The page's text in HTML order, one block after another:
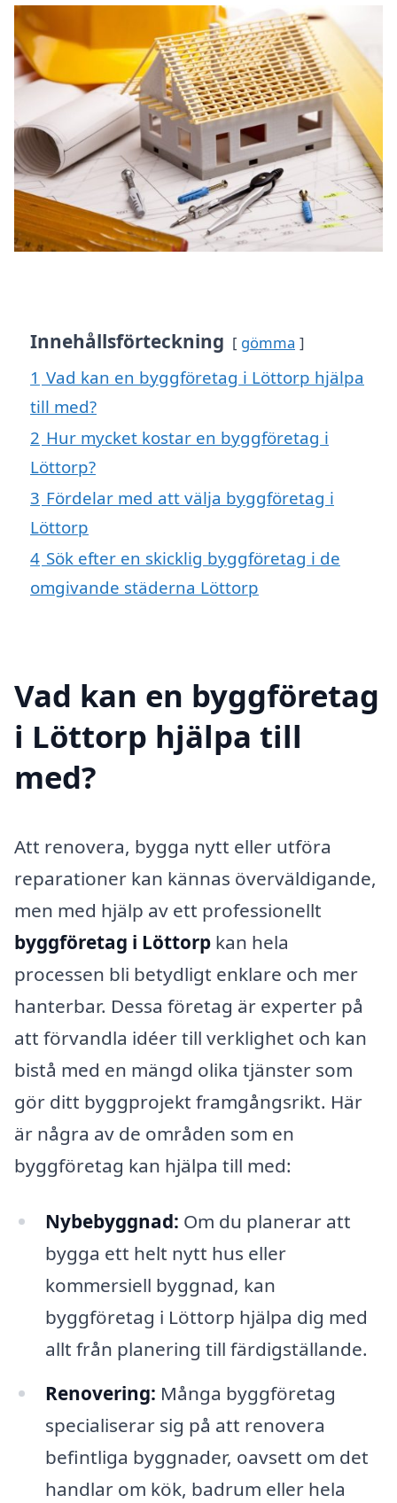
Innehållsförteckning gömma
1 Vad kan en byggföretag i Löttorp hjälpa
till med?
2 Hur mycket kostar en byggföretag i
Löttorp?
3 Fördelar med att välja byggföretag i
Löttorp
4 Sök efter en skicklig byggföretag i de
omgivande städerna Löttorp
Vad kan en byggföretag
i Löttorp hjälpa till
med?
Att renovera, bygga nytt eller utföra
reparationer kan kännas överväldigande,
men med hjälp av ett professionellt
byggföretag i Löttorp kan hela
processen bli betydligt enklare och mer
hanterbar. Dessa företag är experter på
att förvandla idéer till verklighet och kan
bistå med en mängd olika tjänster som
gör ditt byggprojekt framgångsrikt. Här
är några av de områden som en
byggföretag kan hjälpa till med:
Nybebyggnad: Om du planerar att
bygga ett helt nytt hus eller
kommersiell byggnad, kan
byggföretag i Löttorp hjälpa dig med
allt från planering till färdigställande.
Renovering: Många byggföretag
specialiserar sig på att renovera
befintliga byggnader, oavsett om det
handlar om kök, badrum eller hela